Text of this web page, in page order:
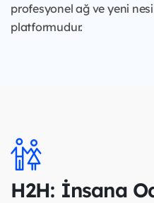
profesyonel ağ ve yeni
platformudur.
H2H: İnsana